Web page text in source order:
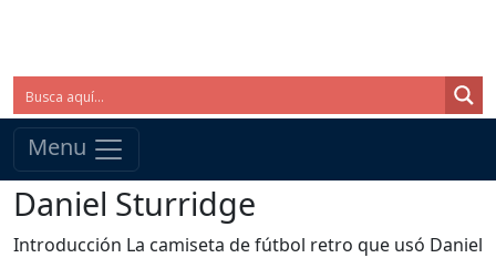
Menu
Daniel Sturridge
Introducción La camiseta de fútbol retro que usó Daniel